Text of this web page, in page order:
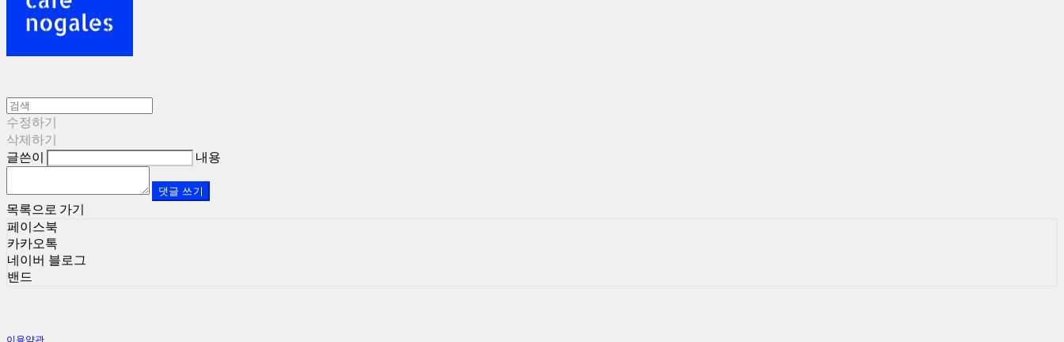
수정하기
삭제하기
글쓴이
내용
댓글 쓰기
목록으로 가기
페이스북
카카오톡
네이버 블로그
밴드
이용약관